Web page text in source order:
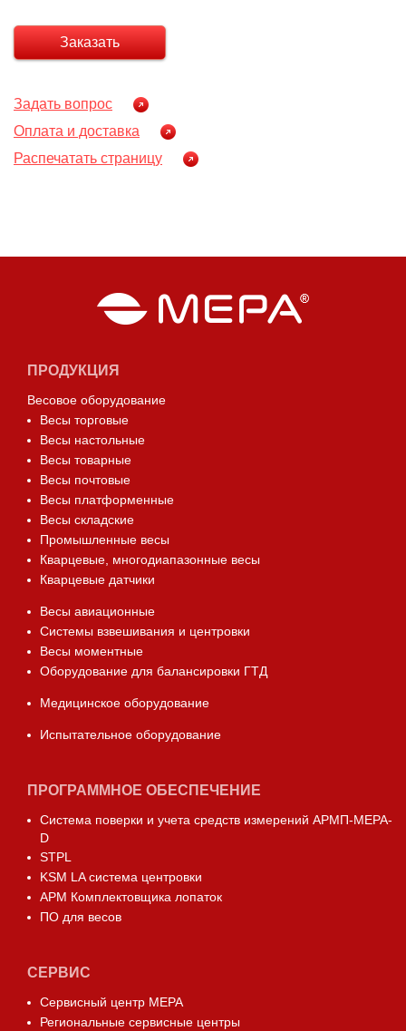
Заказать
Задать вопрос
Оплата и доставка
Распечатать страницу
ПРОДУКЦИЯ
Весовое оборудование
Весы торговые
Весы настольные
Весы товарные
Весы почтовые
Весы платформенные
Весы складские
Промышленные весы
Кварцевые, многодиапазонные весы
Кварцевые датчики
Весы авиационные
Системы взвешивания и центровки
Весы моментные
Оборудование для балансировки ГТД
Медицинское оборудование
Испытательное оборудование
ПРОГРАММНОЕ ОБЕСПЕЧЕНИЕ
Система поверки и учета средств измерений АРМП-МЕРА-
D
STPL
KSM LA система центровки
АРМ Комплектовщика лопаток
ПО для весов
СЕРВИС
Сервисный центр МЕРА
Региональные сервисные центры